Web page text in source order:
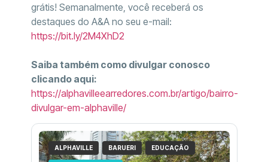
grátis! Semanalmente, você receberá os
destaques do A&A no seu e-mail:
https://bit.ly/2M4XhD2
Saiba também como divulgar conosco
clicando aqui:
https://alphavilleearredores.com.br/artigo/bairro-
divulgar-em-alphaville/
ALPHAVILLE BARUERI EDUCAÇÃO